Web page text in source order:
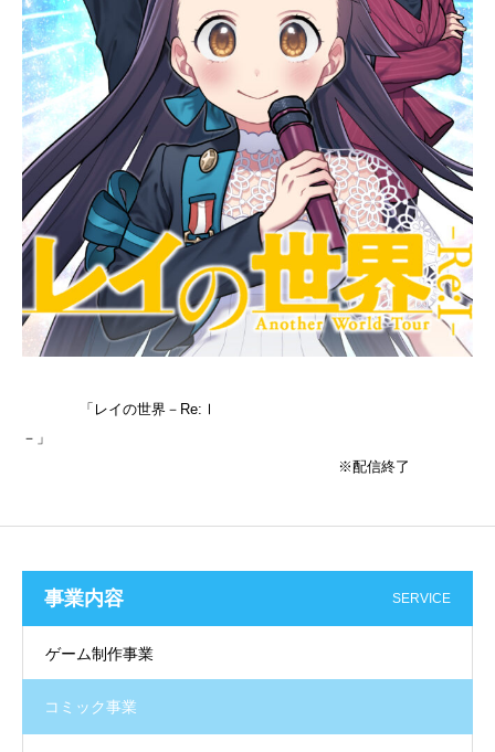
「レイの世界－Re:Ⅰ
－」
※配信終了
事業内容 SERVICE
ゲーム制作事業
コミック事業